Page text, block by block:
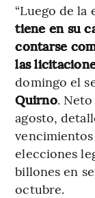
“Luego de
tiene en su
contarse
las
domingo el
Quirno. Neto
agosto,
vencimientos
elecciones
billones en
octubre.